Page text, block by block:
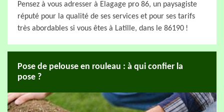
Pensez à vous adresser à Elagage pro 86, un paysagiste
réputé pour la qualité de ses services et pour ses tarifs
très abordables si vous êtes à Latille, dans le 86190 !
Pose de pelouse en rouleau : à qui confier la
pose ?